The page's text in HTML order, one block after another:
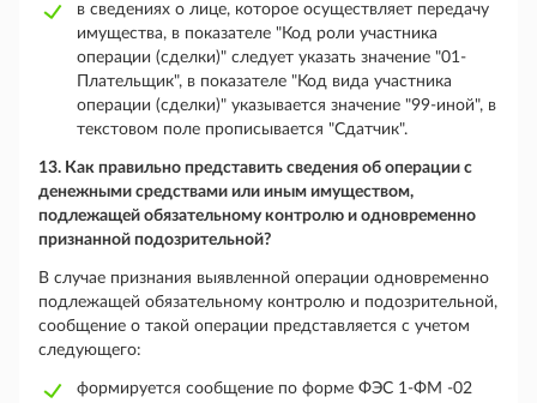
в сведениях о лице, которое осуществляет передачу
имущества, в показателе "Код роли участника
операции (сделки)" следует указать значение "01-
Плательщик", в показателе "Код вида участника
операции (сделки)" указывается значение "99-иной", в
текстовом поле прописывается "Сдатчик".
13. Как правильно представить сведения об операции с
денежными средствами или иным имуществом,
подлежащей обязательному контролю и одновременно
признанной подозрительной?
В случае признания выявленной операции одновременно
подлежащей обязательному контролю и подозрительной,
сообщение о такой операции представляется с учетом
следующего:
формируется сообщение по форме ФЭС 1-ФМ -02